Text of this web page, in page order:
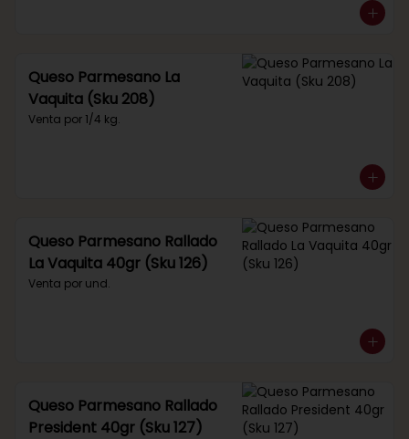
Queso Parmesano La
Vaquita (Sku 208)
Venta por 1/4 kg.
Queso Parmesano Rallado
La Vaquita 40gr (Sku 126)
Venta por und.
Queso Parmesano Rallado
President 40gr (Sku 127)